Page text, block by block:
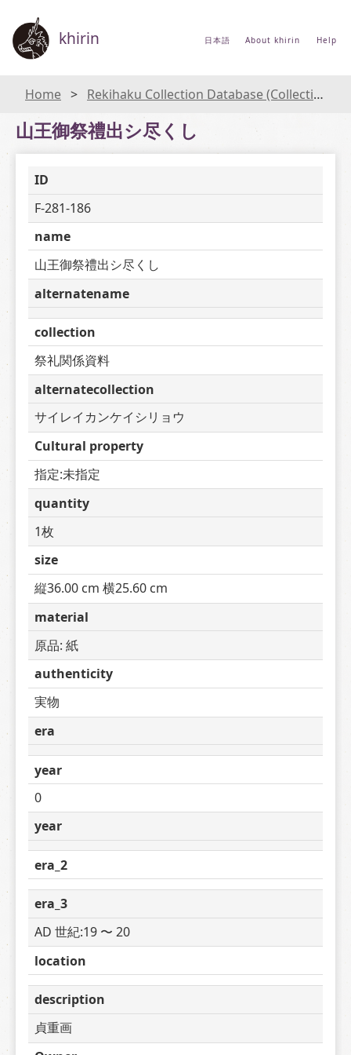
khirin 日本語 About khirin Help
Home Rekihaku Collection Database (Collections Database of the National Museum of Japanese History)
山王御祭禮出シ尽くし
ID
F-281-186
name
山王御祭禮出シ尽くし
alternatename
collection
祭礼関係資料
alternatecollection
サイレイカンケイシリョウ
Cultural property
指定:未指定
quantity
1枚
size
縦36.00 cm 横25.60 cm
material
原品: 紙
authenticity
実物
era
year
0
year
era_2
era_3
AD 世紀:19 〜 20
location
description
貞重画